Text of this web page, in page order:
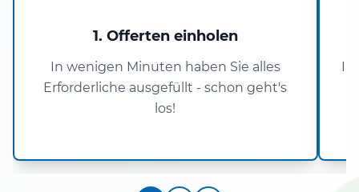
1. Offerten einholen
In wenigen Minuten haben Sie alles
Erforderliche ausgefüllt - schon geht's
los!